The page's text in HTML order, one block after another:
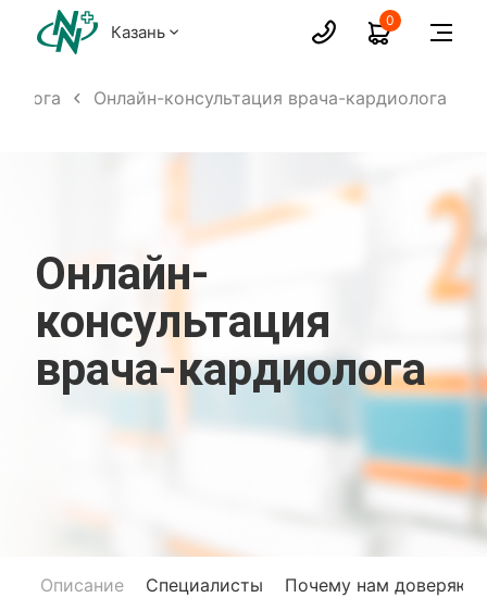
Казань
0
Онлайн-консультация врача-кардиолога
Онлайн-
консультация
врача-кардиолога
Описание Специалисты Почему нам доверяют